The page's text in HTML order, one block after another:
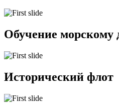
Обучение морскому
Исторический флот